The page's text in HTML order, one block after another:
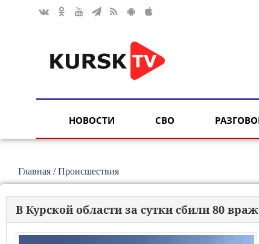
НОВОСТИ СВО
Главная /Происшествия
В Курской области за сутки сбили 80